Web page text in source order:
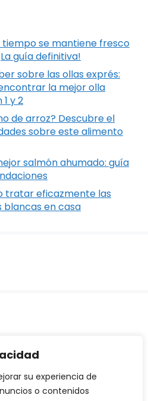
su experiencia de
o contenidos
se mantiene fresco
guía definitiva!
sobre las ollas exprés:
la mejor olla
y 2
de arroz? Descubre el
sobre este alimento
salmón ahumado: guía
tratar eficazmente las
en casa